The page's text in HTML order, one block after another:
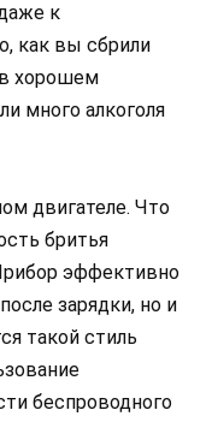
к
как вы сбрили
хорошем
много алкоголя
двигателе. Что
бритья
эффективно
зарядки, но и
такой стиль
беспроводного